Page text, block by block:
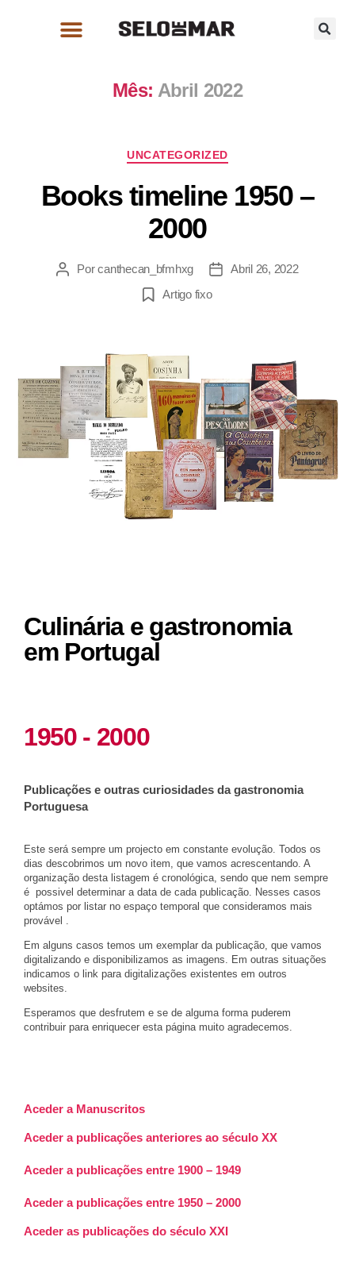
Mês: Abril 2022
UNCATEGORIZED
Books timeline 1950 –
2000
Porcanthecan_bfmhxg
Abril 26, 2022
Artigo fixo
Culinária e gastronomia
em Portugal
1950 - 2000
Publicações e outras curiosidades da gastronomia
Portuguesa
Este será sempre um projecto em constante evolução. Todos os
dias descobrimos um novo item, que vamos acrescentando. A
organização desta listagem é cronológica, sendo que nem sempre
é possivel determinar a data de cada publicação. Nesses casos
optámos por listar no espaço temporal que consideramos mais
provável .
Em alguns casos temos um exemplar da publicação, que vamos
digitalizando e disponibilizamos as imagens. Em outras situações
indicamos o link para digitalizações existentes em outros
websites.
Esperamos que desfrutem e se de alguma forma puderem
contribuir para enriquecer esta página muito agradecemos.
Aceder a Manuscritos
Aceder a publicações anteriores ao século XX
Aceder a publicações entre 1900 – 1949
Aceder a publicações entre 1950 – 2000
Aceder as publicações do século XXI